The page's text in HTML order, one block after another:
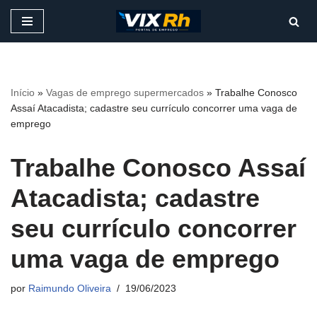
conteúdo
Início » Vagas de emprego supermercados » Trabalhe Conosco
Assaí Atacadista; cadastre seu currículo concorrer uma vaga de
emprego
Trabalhe Conosco Assaí
Atacadista; cadastre
seu currículo concorrer
uma vaga de emprego
por Raimundo Oliveira 19/06/2023